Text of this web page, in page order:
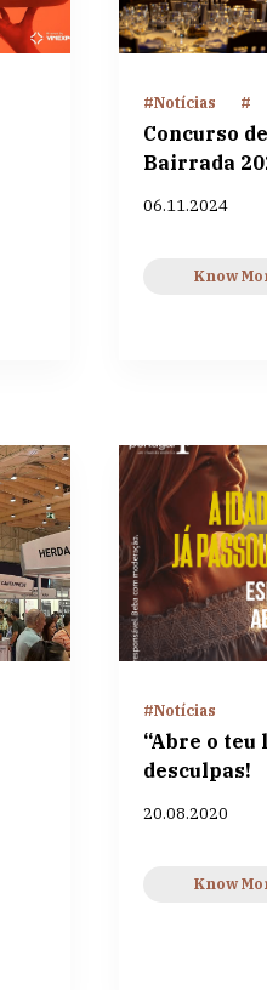
#Notícias #
Concurso
Bairrada
06.11.2024
Know
#Notícias
“Abre o teu
desculpas!
20.08.2020
Know